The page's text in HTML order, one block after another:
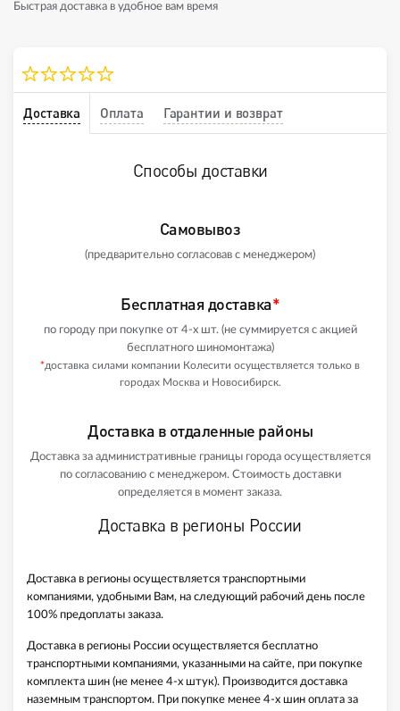
Быстрая доставка в удобное вам время
Доставка Оплата Гарантии и возврат
Способы доставки
Самовывоз
(предварительно согласовав с менеджером)
Бесплатная доставка*
по городу при покупке от 4-х шт. (не суммируется с акцией
бесплатного шиномонтажа)
*доставка силами компании Колесити осуществляется только в
городах Москва и Новосибирск.
Доставка в отдаленные районы
Доставка за административные границы города осуществляется
по согласованию с менеджером. Стоимость доставки
определяется в момент заказа.
Доставка в регионы России
Доставка в регионы осуществляется транспортными
компаниями, удобными Вам, на следующий рабочий день после
100% предоплаты заказа.
Доставка в регионы России осуществляется бесплатно
транспортными компаниями, указанными на сайте, при покупке
комплекта шин (не менее 4-х штук). Производится доставка
наземным транспортом. При покупке менее 4-х шин оплата за